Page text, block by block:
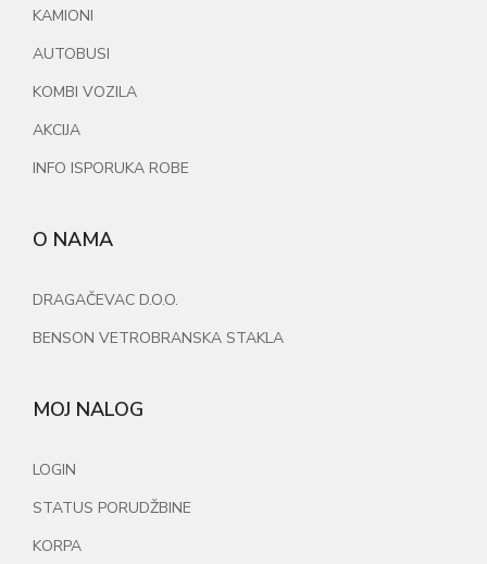
KAMIONI
AUTOBUSI
KOMBI VOZILA
AKCIJA
INFO ISPORUKA ROBE
O NAMA
DRAGAČEVAC D.O.O.
BENSON VETROBRANSKA STAKLA
MOJ NALOG
LOGIN
STATUS PORUDŽBINE
KORPA